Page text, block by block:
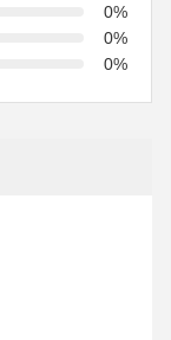
0%
0%
0%